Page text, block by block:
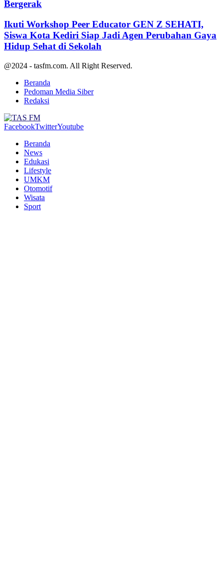
Bergerak
Ikuti Workshop Peer Educator GEN Z SEHATI,
Siswa Kota Kediri Siap Jadi Agen Perubahan Gaya
Hidup Sehat di Sekolah
@2024 - tasfm.com. All Right Reserved.
Beranda
Pedoman Media Siber
Redaksi
FacebookTwitterYoutube
Beranda
News
Edukasi
Lifestyle
UMKM
Otomotif
Wisata
Sport